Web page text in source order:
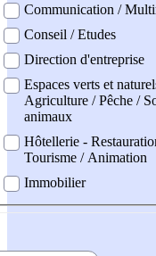
Communication /
Conseil / Etudes
Direction d'entreprise
Espaces verts et
Agriculture / Pêche /
animaux
Hôtellerie -
Tourisme / Animation
Immobilier